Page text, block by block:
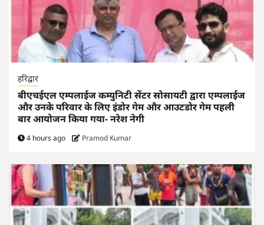
हरिद्वार
बीएचईएल एम्पलाईज कम्युनिटी सेंटर सोसायटी द्वारा एम्पलाईज
और उनके परिवार के लिए इंडोर गेम और आउटडोर गेम पहली
बार आयोजन किया गया- नरेश नेगी
4 hours ago Pramod Kumar